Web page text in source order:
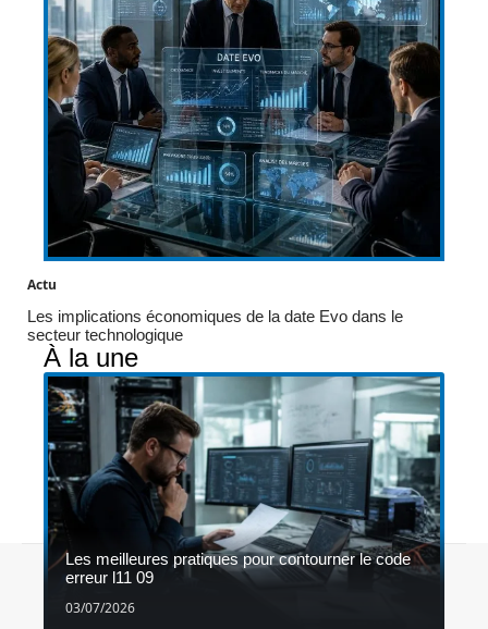
Actu
Les implications économiques de la date Evo dans le
secteur technologique
À la une
Les meilleures pratiques pour contourner le code
erreur l11 09
03/07/2026
Contact Mentions légales Sitemap